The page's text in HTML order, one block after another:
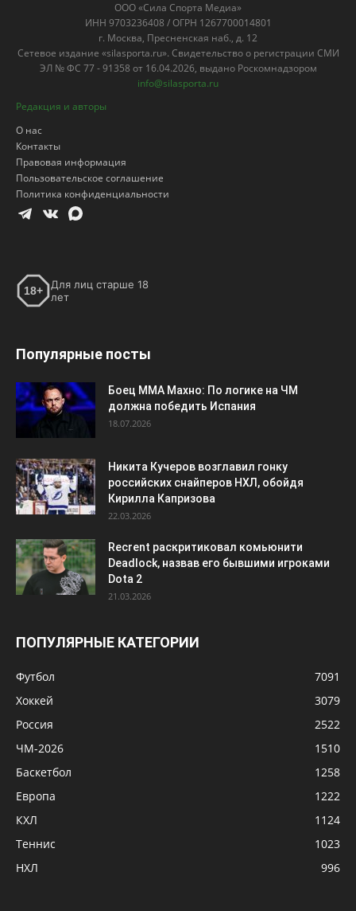
ООО «Сила Спорта Медиа»
ИНН 9703236408 / ОГРН 1267700014801
г. Москва, Пресненская наб., д. 12
Сетевое издание «silasporta.ru». Свидетельство о регистрации СМИ
ЭЛ № ФС 77 - 91358 от 16.04.2026, выдано Роскомнадзором
info@silasporta.ru
Редакция и авторы
О нас
Контакты
Правовая информация
Пользовательское соглашение
Политика конфиденциальности
18+
Для лиц старше 18
лет
Популярные посты
Боец ММА Махно: По логике на ЧМ
должна победить Испания
18.07.2026
Никита Кучеров возглавил гонку
российских снайперов НХЛ, обойдя
Кирилла Капризова
22.03.2026
Recrent раскритиковал комьюнити
Deadlock, назвав его бывшими игроками
Dota 2
21.03.2026
ПОПУЛЯРНЫЕ КАТЕГОРИИ
Футбол
7091
Хоккей
3079
Россия
2522
ЧМ-2026
1510
Баскетбол
1258
Европа
1222
КХЛ
1124
Теннис
1023
НХЛ
996